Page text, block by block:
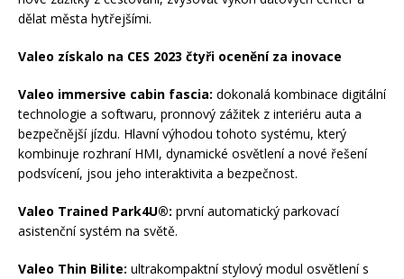
dělat města hytřejšími.
Valeo získalo na CES 2023 čtyři ocenění za inovace
Valeo immersive cabin fascia: dokonalá kombinace digitální
technologie a softwaru, pronnový zážitek z interiéru auta a
bezpečnější jízdu. Hlavní výhodou tohoto systému, který
kombinuje rozhraní HMI, dynamické osvětlení a nové řešení
podsvícení, jsou jeho interaktivita a bezpečnost.
Valeo Trained Park4U®: první automatický parkovací
asistenční systém na světě.
Valeo Thin Bilite: ultrakompaktní stylový modul osvětlení s